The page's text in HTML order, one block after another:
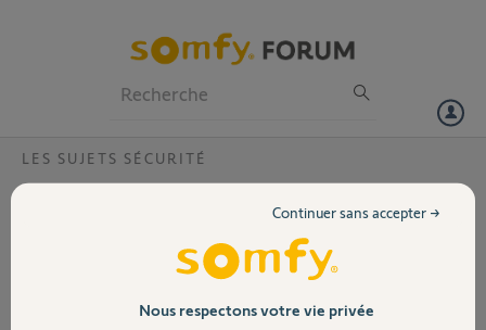
Volet
LES SUJETS SÉCURITÉ
appli alarme somfy nokia lumia 925
j'ai depuis quelque jour un nokia lumia 925 qui fonctionne sous
somfy car google play ne fonctionne pas avec ce tel
Nous respectons votre vie privée
Continuer sans accepter →